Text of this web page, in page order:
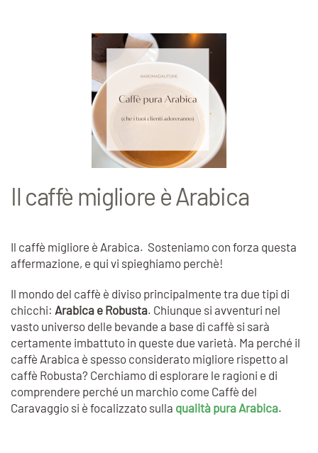
Il caffè migliore è Arabica
Il caffè migliore è Arabica. Sosteniamo con forza questa
affermazione, e qui vi spieghiamo perchè!
Il mondo del caffè è diviso principalmente tra due tipi di
chicchi: Arabica e Robusta. Chiunque si avventuri nel
vasto universo delle bevande a base di caffè si sarà
certamente imbattuto in queste due varietà. Ma perché il
caffè Arabica è spesso considerato migliore rispetto al
caffè Robusta? Cerchiamo di esplorare le ragioni e di
comprendere perché un marchio come Caffè del
Caravaggio si è focalizzato sulla qualità pura Arabica.